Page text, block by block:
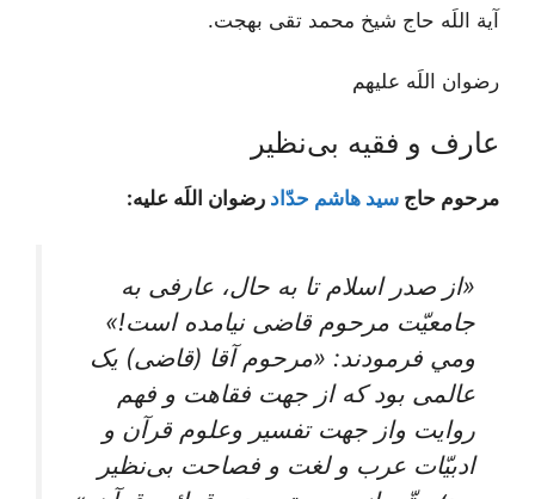
آية اللَه حاج شیخ محمد تقی بهجت.
رضوان اللَه علیهم
عارف و فقیه بی‌نظیر
مرحوم حاج سید هاشم حدّاد رضوان اللَه علیه:
«از صدر اسلام تا به حال، عارفی به
جامعیّت مرحوم قاضی نیامده است!»
ومي فرمودند: «مرحوم‌ آقا (قاضی) یک‌
عالمی‌ بود که‌ از جهت‌ فقاهت‌ و فهم‌
روایت‌ واز جهت‌ تفسیر وعلوم‌ قرآن‌ و
ادبیّات‌ عرب‌ و لغت‌ و فصاحت‌ بی‌نظیر